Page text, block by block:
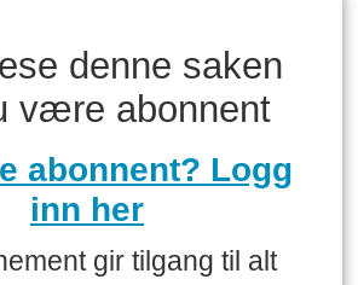
denne saken
være abonnent
abonnent? Logg
inn her
gir tilgang til alt